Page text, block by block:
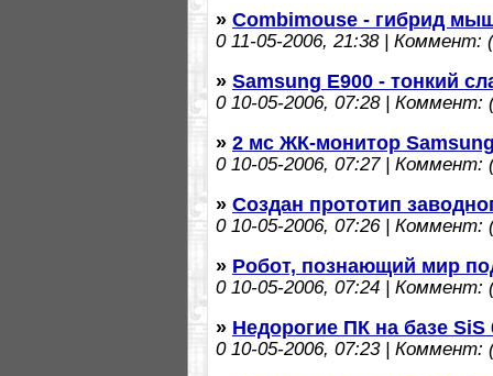
» Combimouse - гибрид
011-05-2006, 21:38 | Коммент:
» Samsung E900 - тонкий
010-05-2006, 07:28 | Коммент:
» 2 мс ЖК-монитор
010-05-2006, 07:27 | Коммент:
» Создан прототип
010-05-2006, 07:26 | Коммент:
» Робот, познающий мир
010-05-2006, 07:24 | Коммент:
» Недорогие ПК на базе SiS
010-05-2006, 07:23 | Коммент: